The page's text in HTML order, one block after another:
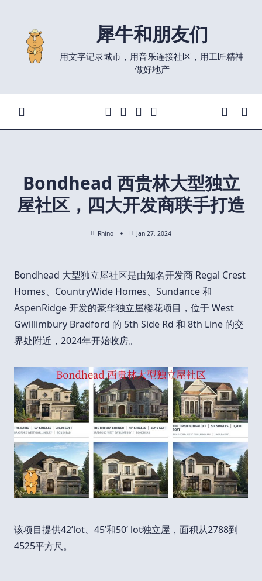
content
犀牛和朋友们
用文字记录城市，用音乐连接社区，用工匠精神
做好地产
Bondhead 西贵林大型独立
屋社区，四大开发商联手打造
Rhino Jan 27, 2024
Bondhead 大型独立屋社区是由知名开发商 Regal Crest
Homes、CountryWide Homes、Sundance 和
AspenRidge 开发的豪华独立屋楼花项目，位于 West
Gwillimbury Bradford 的 5th Side Rd 和 8th Line 的交
界处附近，2024年开始收房。
该项目提供42’lot、45’和50‘ lot独立屋，面积从2788到
4525平方尺。